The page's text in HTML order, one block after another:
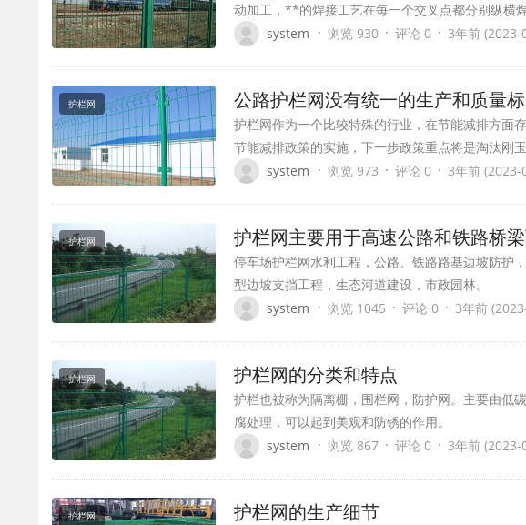
动加工，**的焊接工艺在每一个交叉点都分别纵横焊
system · 浏览 930 · 评论 0 · 3年前 (2023-
护栏网 公路护栏网没有统一的生产和质量
护栏网作为一个比较特殊的行业，在节能减排方面
节能减排政策的实施，下一步政策重点将是淘汰刚玉
system · 浏览 973 · 评论 0 · 3年前 (2023-
护栏网 护栏网主要用于高速公路和铁路桥
停车场护栏网水利工程，公路、铁路路基边坡防护
型边坡支挡工程，生态河道建设，市政园林。
system · 浏览 1045 · 评论 0 · 3年前
护栏网 护栏网的分类和特点
护栏也被称为隔离栅，围栏网，防护网。主要由低
腐处理，可以起到美观和防锈的作用。
system · 浏览 867 · 评论 0 · 3年前 (2023-
护栏网 护栏网的生产细节